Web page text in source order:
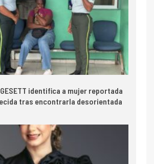
identifica a mujer reportada
tras encontrarla desorientada